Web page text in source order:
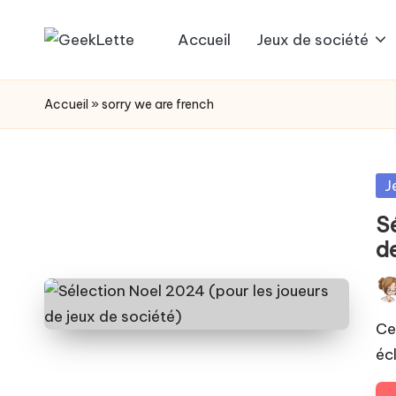
content
G
e
e
t
t
sur
Accueil Jeux de société
Accueil » sorry we are french
by